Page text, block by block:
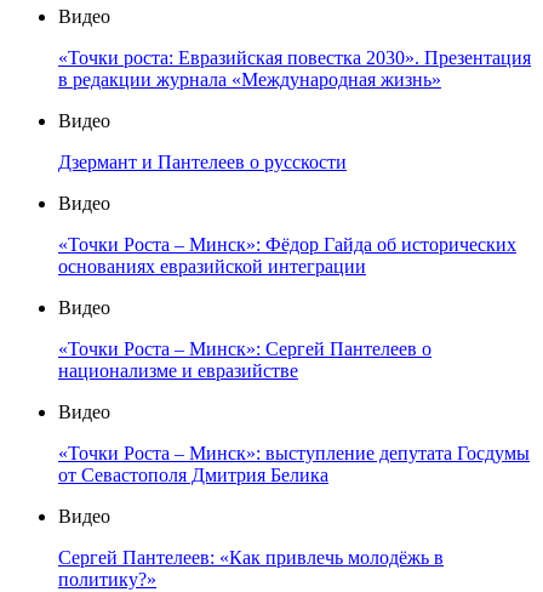
Видео
«Точки роста: Евразийская повестка 2030». Презентация
в редакции журнала «Международная жизнь»
Видео
Дзермант и Пантелеев о русскости
Видео
«Точки Роста – Минск»: Фёдор Гайда об исторических
основаниях евразийской интеграции
Видео
«Точки Роста – Минск»: Сергей Пантелеев о
национализме и евразийстве
Видео
«Точки Роста – Минск»: выступление депутата Госдумы
от Севастополя Дмитрия Белика
Видео
Сергей Пантелеев: «Как привлечь молодёжь в
политику?»